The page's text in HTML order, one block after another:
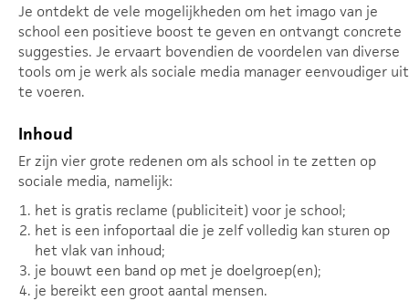
Je ontdekt de vele mogelijkheden om het imago van je
school een positieve boost te geven en ontvangt concrete
suggesties. Je ervaart bovendien de voordelen van diverse
tools om je werk als sociale media manager eenvoudiger uit
te voeren.
Inhoud
Er zijn vier grote redenen om als school in te zetten op
sociale media, namelijk:
het is gratis reclame (publiciteit) voor je school;
het is een infoportaal die je zelf volledig kan sturen op
het vlak van inhoud;
je bouwt een band op met je doelgroep(en);
je bereikt een groot aantal mensen.